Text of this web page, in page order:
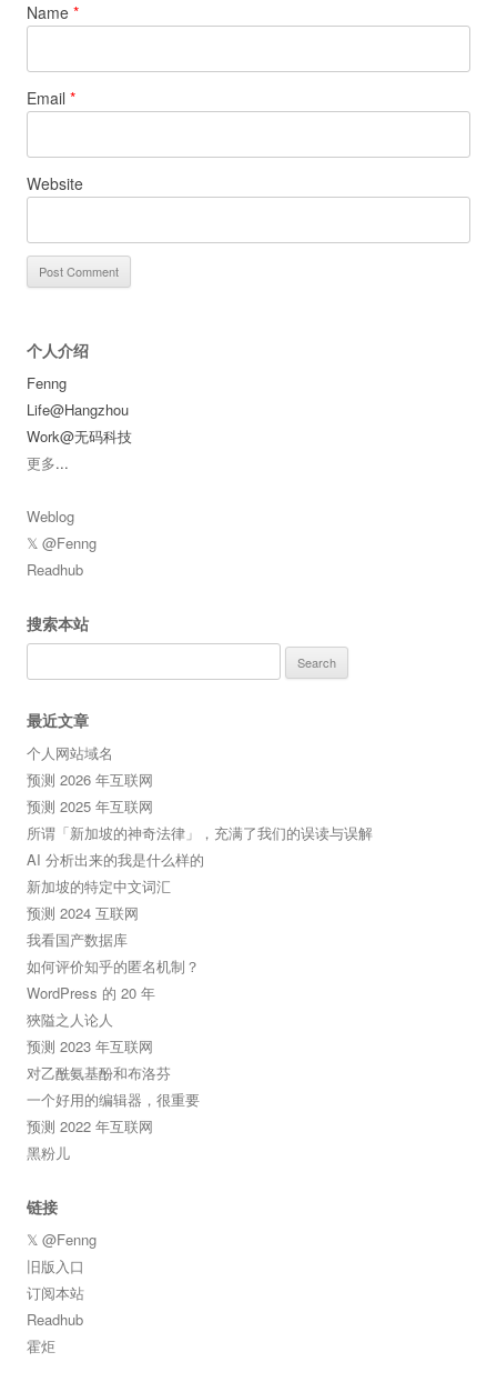
Name *
Email *
Website
个人介绍
Fenng
Life@Hangzhou
Work@无码科技
更多...
Weblog
𝕏 @Fenng
Readhub
搜索本站
for:
最近文章
个人网站域名
预测 2026 年互联网
预测 2025 年互联网
所谓「新加坡的神奇法律」，充满了我们的误读与误解
AI 分析出来的我是什么样的
新加坡的特定中文词汇
预测 2024 互联网
我看国产数据库
如何评价知乎的匿名机制？
WordPress 的 20 年
狹隘之人论人
预测 2023 年互联网
对乙酰氨基酚和布洛芬
一个好用的编辑器，很重要
预测 2022 年互联网
黑粉儿
链接
𝕏 @Fenng
旧版入口
订阅本站
Readhub
霍炬